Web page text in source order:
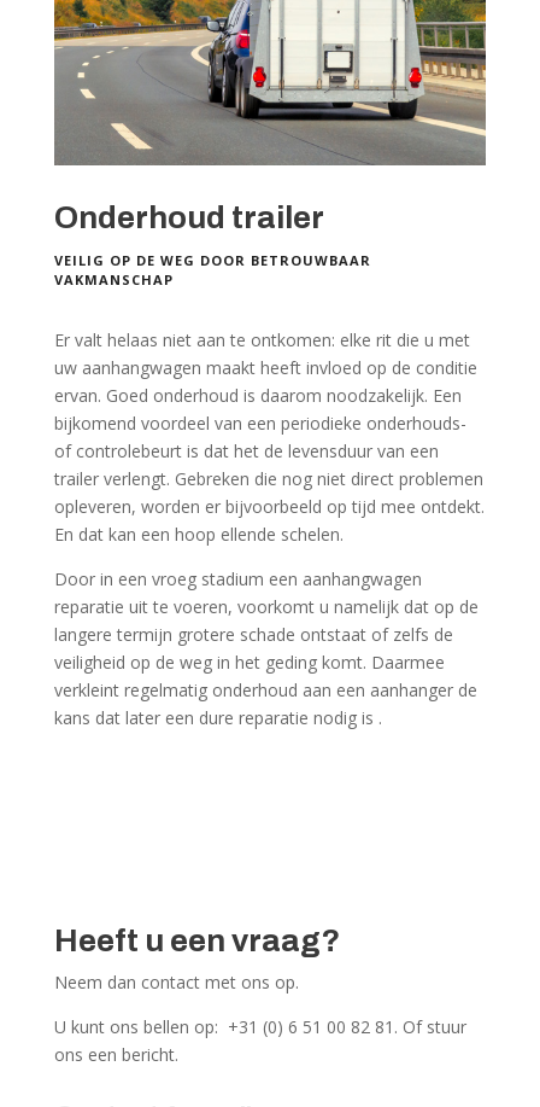
Onderhoud trailer
VEILIG OP DE WEG DOOR BETROUWBAAR
VAKMANSCHAP
Er valt helaas niet aan te ontkomen: elke rit die u met
uw aanhangwagen maakt heeft invloed op de conditie
ervan. Goed onderhoud is daarom noodzakelijk. Een
bijkomend voordeel van een periodieke onderhouds-
of controlebeurt is dat het de levensduur van een
trailer verlengt. Gebreken die nog niet direct problemen
opleveren, worden er bijvoorbeeld op tijd mee ontdekt.
En dat kan een hoop ellende schelen.
Door in een vroeg stadium een aanhangwagen
reparatie uit te voeren, voorkomt u namelijk dat op de
langere termijn grotere schade ontstaat of zelfs de
veiligheid op de weg in het geding komt. Daarmee
verkleint regelmatig onderhoud aan een aanhanger de
kans dat later een dure reparatie nodig is .
Heeft u een vraag?
Neem dan contact met ons op.
U kunt ons bellen op: +31 (0) 6 51 00 82 81. Of stuur
ons een bericht.